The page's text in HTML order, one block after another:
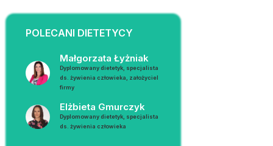
POLECANI DIETETYCY
Małgorzata Łyżniak
Dyplomowany dietetyk, specjalista
ds. żywienia człowieka, założyciel
firmy
Elżbieta Gmurczyk
Dyplomowany dietetyk, specjalista
ds. żywienia człowieka